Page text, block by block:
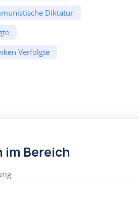
Diktatur
Verfolgte
im Bereich